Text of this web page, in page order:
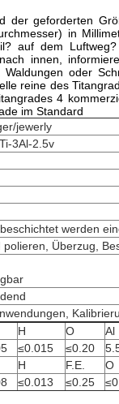
der geforderten
in
auf dem
innen,
oder
reine des
4
im Standard
jewerly
3Al-2.5v
werden
Überzug,
H O Al
≤0.015 ≤0.20
H F.E.
O
≤0.013 ≤0.25